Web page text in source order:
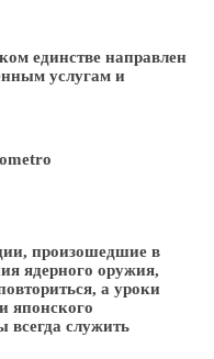
единстве направлен
услугам и
произошедшие в
ядерного оружия,
а уроки
японского
всегда служить